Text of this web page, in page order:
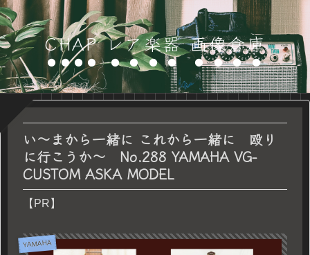
CHAP レア楽器 画像倉庫
い～まから一緒に これから一緒に 殴り
に行こうか～ No.288 YAMAHA VG-
CUSTOM ASKA MODEL
【PR】
YAMAHA